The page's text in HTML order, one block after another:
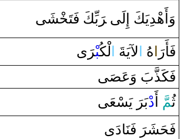
وَ‌أَهْدِيَكَ ‌إِلَى‌ ‌‍رَبِّكَ فَتَ‍‍خْ‍‍شَى
فَأَ‌رَ هُ لآيَةَ لْكُ‍‍بْ‍رَ ‌ى
فَكَذَّبَ ‌وَعَ‍‍صَ‍‍ى
ثُ‍‍مّ ‌دْبَ‍رَ ‌ يَسْعَى
فَحَشَ‍رَ ‌ فَنَا‌دَ‌ى